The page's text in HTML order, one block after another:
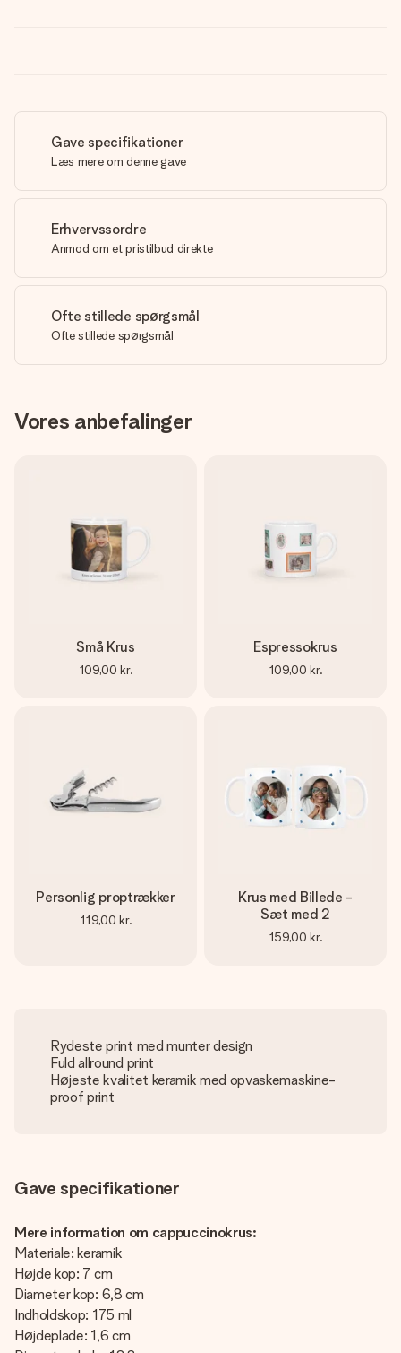
Gave specifikationer
Læs mere om denne gave
Erhvervssordre
Anmod om et pristilbud direkte
Ofte stillede spørgsmål
Ofte stillede spørgsmål
Vores anbefalinger
Små Krus
109,00 kr.
Espressokrus
109,00 kr.
Personlig proptrækker
119,00 kr.
Krus med Billede -
Sæt med 2
159,00 kr.
Rydeste print med munter design
Fuld allround print
Højeste kvalitet keramik med opvaskemaskine-
proof print
Gave specifikationer
Mere information om cappuccinokrus:
Materiale: keramik
Højde kop: 7 cm
Diameter kop: 6,8 cm
Indholdskop: 175 ml
Højdeplade: 1,6 cm